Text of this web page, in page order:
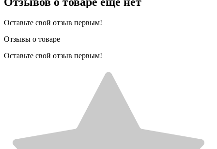
Оставьте свой отзыв первым!
Отзывы о товаре
Оставьте свой отзыв первым!